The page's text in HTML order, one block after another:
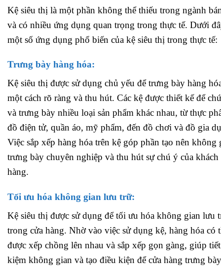
Kệ siêu thị là một phần không thể thiếu trong ngành
và có nhiều ứng dụng quan trọng trong thực tế. Dưới
một số ứng dụng phổ biến của kệ siêu thị trong thực tế:
Trưng bày hàng hóa:
Kệ siêu thị được sử dụng chủ yếu để trưng bày hàng
một cách rõ ràng và thu hút. Các kệ được thiết kế để
và trưng bày nhiều loại sản phẩm khác nhau, từ thực
đồ điện tử, quần áo, mỹ phẩm, đến đồ chơi và đồ gia
Việc sắp xếp hàng hóa trên kệ góp phần tạo nên không
trưng bày chuyên nghiệp và thu hút sự chú ý của khách
hàng.
Tối ưu hóa không gian lưu trữ:
Kệ siêu thị được sử dụng để tối ưu hóa không gian lưu
trong cửa hàng. Nhờ vào việc sử dụng kệ, hàng hóa có
được xếp chồng lên nhau và sắp xếp gọn gàng, giúp tiết
kiệm không gian và tạo điều kiện để cửa hàng trưng bày